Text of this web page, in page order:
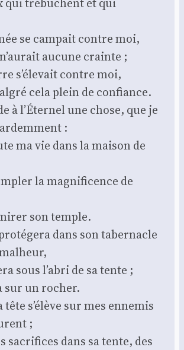
se cam­pait contre moi,
aucune crainte ;
s’élevait contre moi,
cela plein de confiance.
à l’Éternel une chose, que je
:
ma vie dans la mai­son de
la magni­fi­cence de
son temple.
dans son taber­nacle
sous l’abri de sa tente ;
sur un rocher.
tête s’élève sur mes enne­mis
;
sacri­fices dans sa tente, des